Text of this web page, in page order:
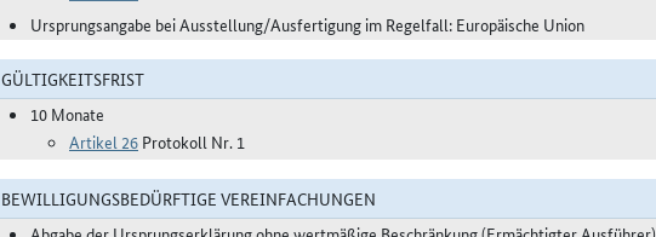
Ursprungsangabe bei Ausstellung/Ausfertigung im Regelfall: Europäische Union
GÜLTIGKEITSFRIST
10 Monate
Artikel 26 Protokoll Nr. 1
BEWILLIGUNGSBEDÜRFTIGE VEREINFACHUNGEN